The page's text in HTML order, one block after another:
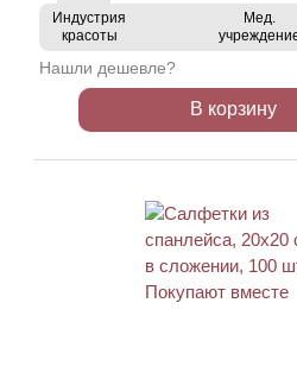
Индустрия
красоты
Мед.
Нашли дешевле?
В корзину